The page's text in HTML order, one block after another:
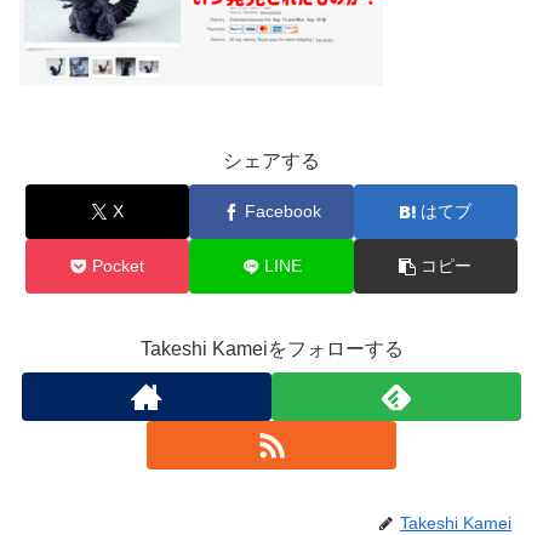
シェアする
X Facebook はてブ
Pocket LINE コピー
Takeshi Kameiをフォローする
Takeshi Kamei